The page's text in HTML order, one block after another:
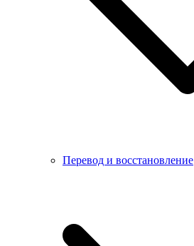
Перевод и восстановление